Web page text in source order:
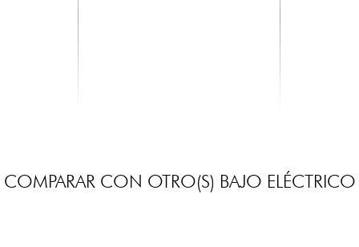
COMPARAR CON OTRO(S) BAJO ELÉCTRICO